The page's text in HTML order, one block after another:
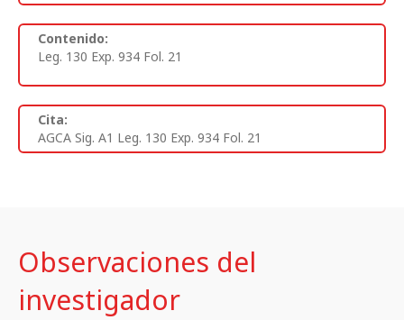
Contenido:
Leg. 130 Exp. 934 Fol. 21
Cita:
AGCA Sig. A1 Leg. 130 Exp. 934 Fol. 21
Observaciones del
investigador